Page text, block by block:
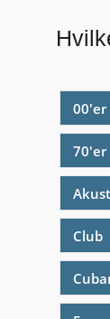
00'er
70'er
Club